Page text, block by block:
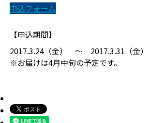
申込フォーム
【申込期間】
2017.3.24（金） ～ 2017.3.31（金）
※お届けは4月中旬の予定です。